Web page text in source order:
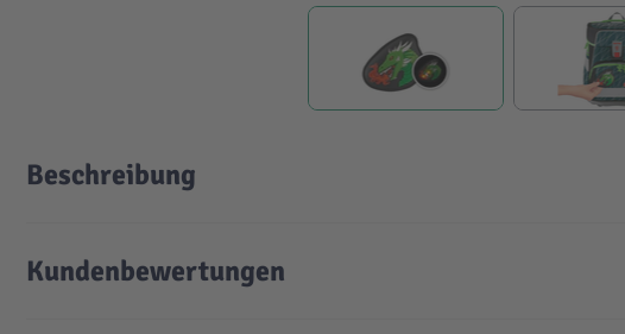
Beschreibung
Kundenbewertungen